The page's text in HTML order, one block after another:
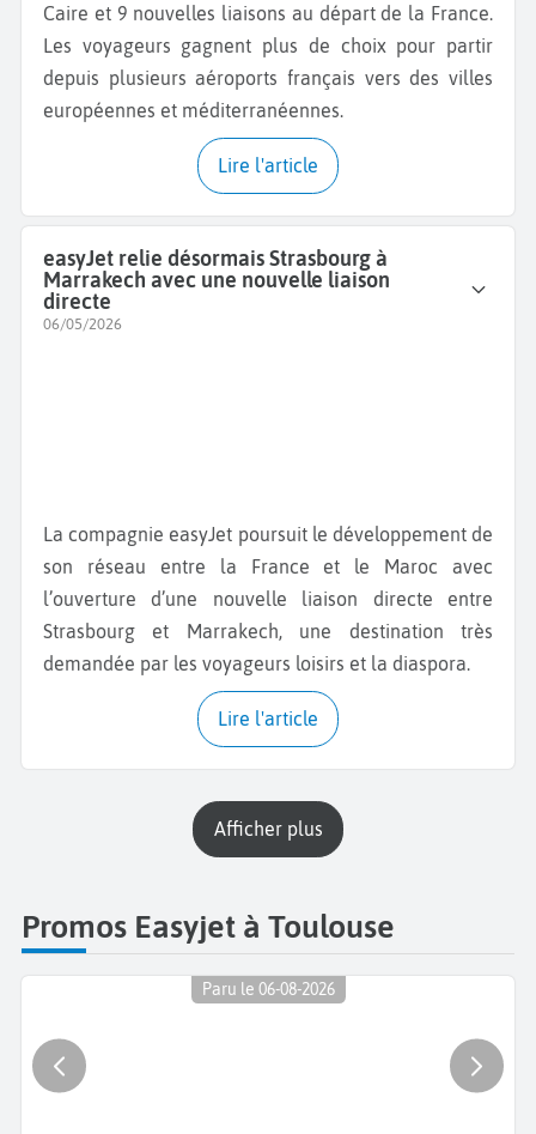
Caire et 9 nouvelles liaisons au départ de la France.
Les voyageurs gagnent plus de choix pour partir
depuis plusieurs aéroports français vers des villes
européennes et méditerranéennes.
Lire l'article
easyJet relie désormais Strasbourg à
Marrakech avec une nouvelle liaison
directe
06/05/2026
La compagnie easyJet poursuit le développement de
son réseau entre la France et le Maroc avec
l’ouverture d’une nouvelle liaison directe entre
Strasbourg et Marrakech, une destination très
demandée par les voyageurs loisirs et la diaspora.
Lire l'article
Afficher plus
Promos Easyjet à Toulouse
Paru le 06-08-2026